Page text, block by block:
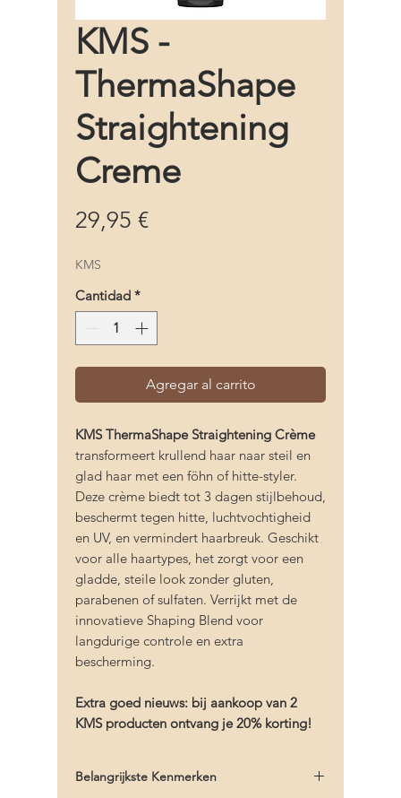
KMS -
ThermaShape
Straightening
Creme
29,95 €Precio
KMS
Cantidad *
Agregar al carrito
KMS ThermaShape Straightening Crème
transformeert krullend haar naar steil en
glad haar met een föhn of hitte-styler.
Deze crème biedt tot 3 dagen stijlbehoud,
beschermt tegen hitte, luchtvochtigheid
en UV, en vermindert haarbreuk. Geschikt
voor alle haartypes, het zorgt voor een
gladde, steile look zonder gluten,
parabenen of sulfaten. Verrijkt met de
innovatieve Shaping Blend voor
langdurige controle en extra
bescherming.
Extra goed nieuws: bij aankoop van 2
KMS producten ontvang je 20% korting!
Belangrijkste Kenmerken